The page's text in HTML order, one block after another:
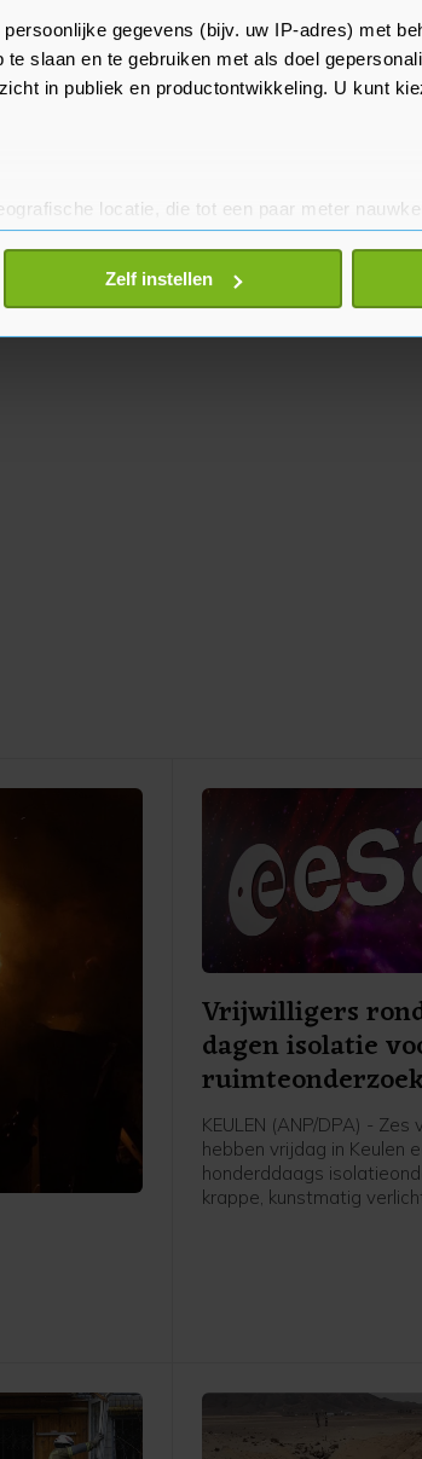
gegevens (bijv. uw IP-adres) met
slaan en te gebruiken met als doel
in publiek en productontwikkeling. U kunt
locatie, die tot een paar meter
actief te scannen op specifieke eigenschappen
worden verwerkt en stel uw voorkeuren in
in de Cookieverklaring.
Zelf instellen
en onmenselijk,"
van de organisatie
Vrijwilligers
dagen isolatie
KEULEN (ANP/DPA) - Zes
hebben vrijdag in Keulen
honderddaags
krappe, kunstmatig